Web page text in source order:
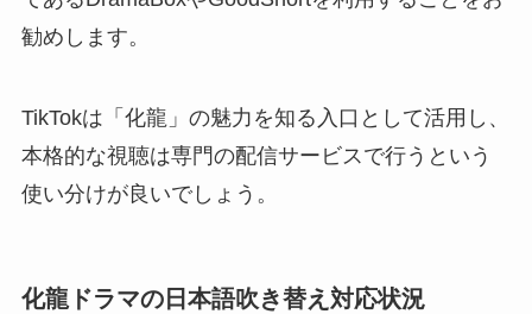
勧めします。
TikTokは「化龍」の魅力を知る入口として活用し、
本格的な視聴は専門の配信サービスで行うという
使い分けが良いでしょう。
化龍ドラマの日本語吹き替え対応状況